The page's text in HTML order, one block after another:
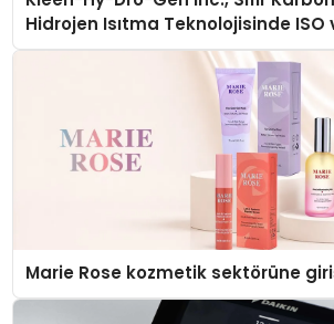
Hidrojen Isıtma Teknolojisinde ISO
Düzenleyici Onaylarını Aldı
Marie Rose kozmetik sektörüne